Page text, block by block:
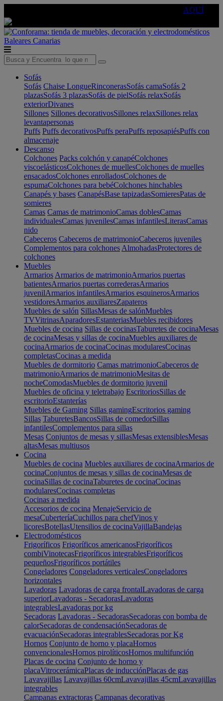
AQUÍ
Baleares Canarias
Sofás
Sofás Chaise LongueRinconerasSofás camaSofás 2
plazasSofás 3 plazasSofás de pielSofás relaxSofás
exteriorDivanes
Sillones Sillones decorativosSillones relaxSillones relax
levantapersonas
Puffs Puffs decorativosPuffs peraPuffs reposapiésPuffs con
almacenaje
Descanso
Colchones Packs colchón y canapéColchones
viscoelásticosColchones de muellesColchones de muelles
ensacadosColchones enrolladosColchones de
espumaColchones para bebéColchones hinchables
Canapés y bases CanapésBase tapizadasSomieresPatas de
somieres
Camas Camas de matrimonioCamas doblesCamas
individualesCamas juvenilesCamas infantilesLiterasCamas
nido
Cabeceros Cabeceros de matrimonioCabeceros juveniles
Complementos para colchones AlmohadasProtectores de
colchones
Muebles
Armarios Armarios de matrimonioArmarios puertas
batientesArmarios puertas correderasArmarios
juvenilArmarios infantilesArmarios esquinerosArmarios
vestidoresArmarios auxiliaresZapateros
Muebles de salón SillasMesas de salónMuebles
TVVitrinasAparadoresEstanteriasMuebles recibidores
Muebles de cocina Sillas de cocinasTaburetes de cocinaMesas
de cocinaMesas y sillas de cocinaMuebles auxiliares de
cocinaArmarios de cocinaCocinas modularesCocinas
completasCocinas a medida
Muebles de dormitorio Camas matrimonioCabeceros de
matrimonioArmarios de matrimonioMesitas de
nocheComodasMuebles de dormitorio juvenil
Muebles de oficina y teletrabajo EscritoriosSillas de
escritorioEstanterías
Muebles de Gaming Sillas gamingEscritorios gaming
Sillas TaburetesBancosSillas de comedorSillas
infantilesComplementos para sillas
Mesas Conjuntos de mesas y sillasMesas extensiblesMesas
altasMesas multiusos
Cocina
Muebles de cocina Muebles auxiliares de cocinaArmarios de
cocinaConjuntos de mesas y sillas de cocinaMesas de
cocinaSillas de cocinaTaburetes de cocinaCocinas
modularesCocinas completas
Cocinas a medida
Accesorios de cocina MenajeServicio de
mesaCuberteríaCuchillos para chefVinos y
licoresBotellasUtensilios de cocinaVajillaBandejas
Electrodomésticos
Frigoríficos Frigoríficos americanosFrigoríficos
combiVinotecasFrigoríficos integrablesFrigoríficos
pequeñosFrigoríficos portátiles
Congeladores Congeladores verticalesCongeladores
horizontales
Lavadoras Lavadoras de carga frontalLavadoras de carga
superiorLavadoras - SecadorasLavadoras
integrablesLavadoras por kg
Secadoras Lavadoras - SecadorasSecadoras con bomba de
calorSecadoras de condensaciónSecadoras de
evacuaciónSecadoras integrablesSecadoras por Kg
Hornos Conjunto de horno y placaHornos
convencionalesHornos pirolíticosHornos multifunción
Placas de cocina Conjunto de horno y
placaVitrocerámicaPlacas de inducciónPlacas de gas
Lavavajillas Lavavajillas 60cmLavavajillas 45cmLavavajillas
integrables
Campanas extractoras Campanas decorativas